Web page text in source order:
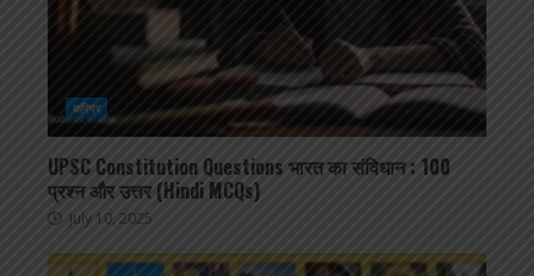
करियर
UPSC Constitution Questions भारत का संविधान : 100
प्रश्न और उत्तर (Hindi MCQs)
July 10, 2025